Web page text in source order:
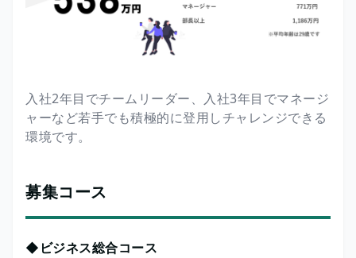
入社2年目でチームリーダー、入社3年目でマネージ
ャーなど若手でも積極的に登用しチャレンジできる
環境です。
募集コース
◆ビジネス総合コース